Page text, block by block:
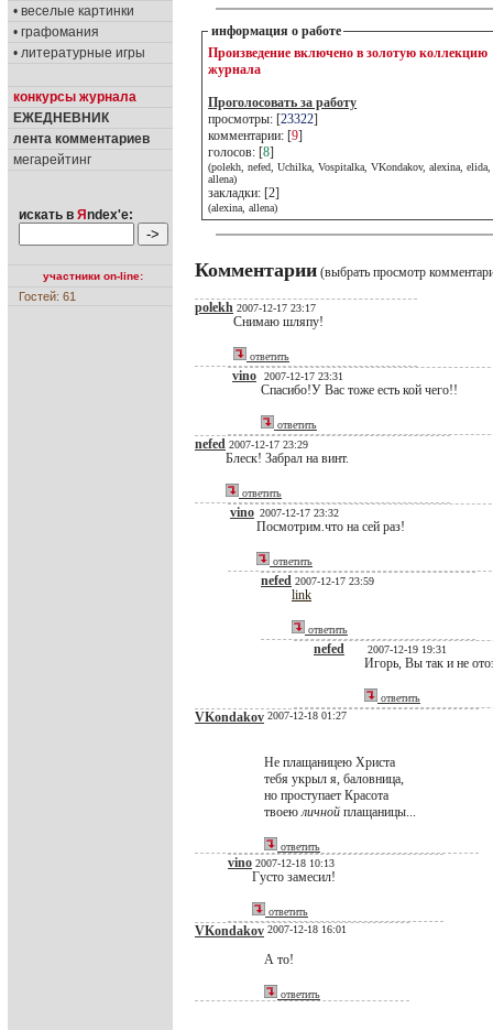
• веселые картинки
• графомания
• литературные игры
конкурсы журнала
ЕЖЕДНЕВНИК
лента комментариев
мегарейтинг
искать в Я ndex'е:
участники on-line:
Гостей: 61
информация о работе
Произведение включено в золотую коллекцию
журнала
Проголосовать за работу
просмотры: [23322]
комментарии: [9]
голосов: [8]
(polekh, nefed, Uchilka, Vospitalka, VKondakov, alexina, elida,
allena)
закладки: [2]
(alexina, allena)
Комментарии (выбрать просмотр
polekh 2007-12-17 23:17
Снимаю шляпу!
ответить
vino 2007-12-17 23:31
Спасибо!У Вас тоже есть кой чего!!
ответить
nefed 2007-12-17 23:29
Блеск! Забрал на винт.
ответить
vino 2007-12-17 23:32
Посмотрим.что на сей раз!
ответить
nefed 2007-12-17 23:59
link
ответить
nefed 2007-12-19 19:31
Игорь, Вы так и не
ответить
VKondakov 2007-12-18 01:27
Не плащаницею Христа
тебя укрыл я, баловница,
но проступает Красота
твоеюличной плащаницы...
ответить
vino 2007-12-18 10:13
Густо замесил!
ответить
VKondakov 2007-12-18 16:01
А то!
ответить